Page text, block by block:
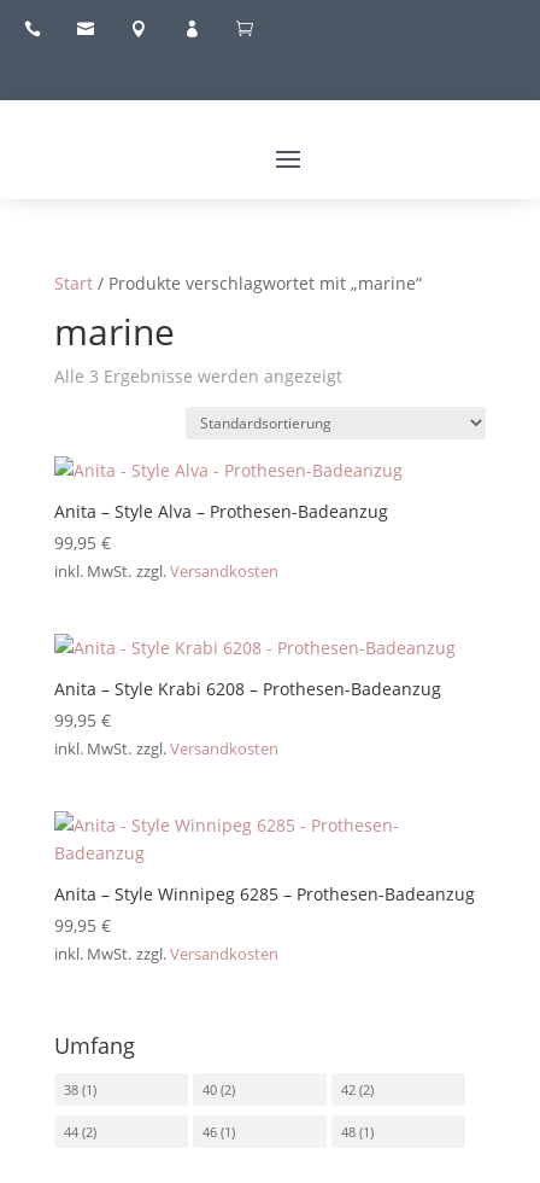
    
Start/ Produkte verschlagwortet mit „marine“
marine
Alle 3 Ergebnisse werden angezeigt
Anita – Style Alva – Prothesen-Badeanzug
99,95 €
inkl. MwSt. zzgl.Versandkosten
Anita – Style Krabi 6208 – Prothesen-Badeanzug
99,95 €
inkl. MwSt. zzgl.Versandkosten
Anita – Style Winnipeg 6285 – Prothesen-Badeanzug
99,95 €
inkl. MwSt. zzgl.Versandkosten
Umfang
38 (1) 40 (2) 42 (2)
44 (2) 46 (1) 48 (1)